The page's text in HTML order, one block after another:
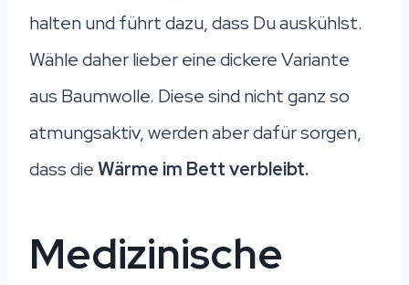
halten und führt dazu, dass Du auskühlst.
Wähle daher lieber eine dickere Variante
aus Baumwolle. Diese sind nicht ganz so
atmungsaktiv, werden aber dafür sorgen,
dass dieWärme im Bett verbleibt.
Medizinische